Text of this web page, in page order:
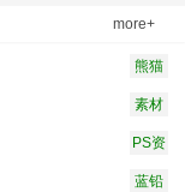
more+
熊猫
素材
PS资
蓝铅